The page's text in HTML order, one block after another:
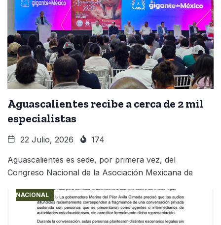
Aguascalientes recibe a cerca de 2 mil
especialistas
22 Julio, 2026 174
Aguascalientes es sede, por primera vez, del
Congreso Nacional de la Asociación Mexicana de
NACIONAL